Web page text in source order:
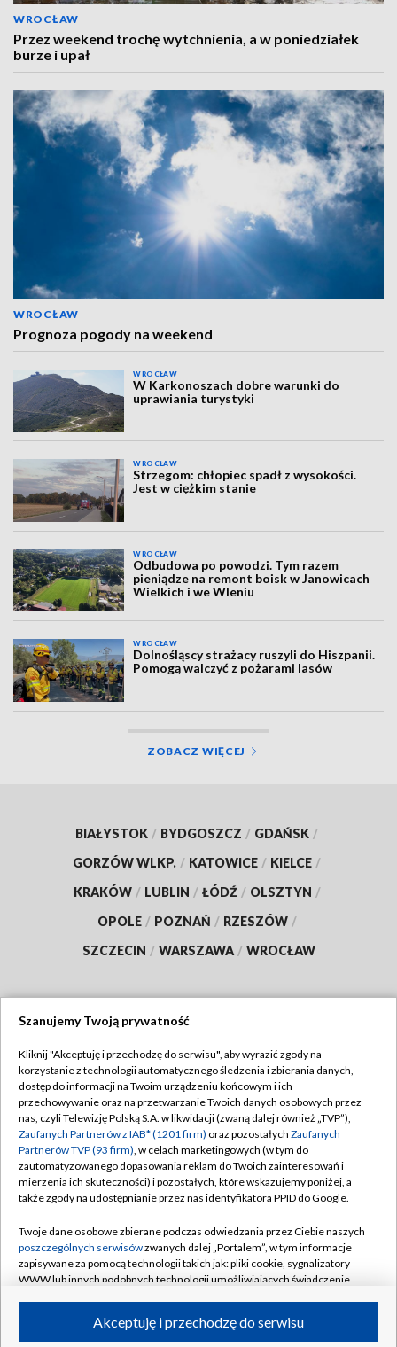
WROCŁAW
Przez weekend trochę wytchnienia, a w poniedziałek
burze i upał
WROCŁAW
Prognoza pogody na weekend
WROCŁAW
W Karkonoszach dobre warunki do
uprawiania turystyki
WROCŁAW
Strzegom: chłopiec spadł z wysokości.
Jest w ciężkim stanie
WROCŁAW
Odbudowa po powodzi. Tym razem
pieniądze na remont boisk w Janowicach
Wielkich i we Wleniu
WROCŁAW
Dolnośląscy strażacy ruszyli do Hiszpanii.
Pomogą walczyć z pożarami lasów
ZOBACZ WIĘCEJ
BIAŁYSTOK / BYDGOSZCZ / GDAŃSK /
GORZÓW WLKP. / KATOWICE / KIELCE /
KRAKÓW / LUBLIN / ŁÓDŹ / OLSZTYN /
OPOLE / POZNAŃ / RZESZÓW /
SZCZECIN / WARSZAWA / WROCŁAW
TVP
Abonament TVP
Emisja w TVP
Centrum informacji TVP
Naziemna Telewizja Cyfrowa
Rada Programowa
System NOS
Informacje o nadawcy
Program dla prasy
Regulamin TVP
Polityka prywatności
Moje zgody
Pomoc
Kontakt
Kanały
Szanujemy Twoją prywatność
Kliknij "Akceptuję i przechodzę do serwisu", aby wyrazić zgody na
korzystanie z technologii automatycznego śledzenia i zbierania danych,
dostęp do informacji na Twoim urządzeniu końcowym i ich
przechowywanie oraz na przetwarzanie Twoich danych osobowych przez
nas, czyli Telewizję Polską S.A. w likwidacji (zwaną dalej również „TVP”),
Zaufanych Partnerów z IAB* (1201 firm) oraz pozostałych Zaufanych
Partnerów TVP (93 firm), w celach marketingowych (w tym do
zautomatyzowanego dopasowania reklam do Twoich zainteresowań i
mierzenia ich skuteczności) i pozostałych, które wskazujemy poniżej, a
także zgody na udostępnianie przez nas identyfikatora PPID do Google.
Twoje dane osobowe zbierane podczas odwiedzania przez Ciebie naszych
poszczególnych serwisówzwanych dalej „Portalem”, w tym informacje
zapisywane za pomocą technologii takich jak: pliki cookie, sygnalizatory
WWW lub innych podobnych technologii umożliwiających świadczenie
ruchu w Internecie.Akceptuję i przechodzę do serwisu